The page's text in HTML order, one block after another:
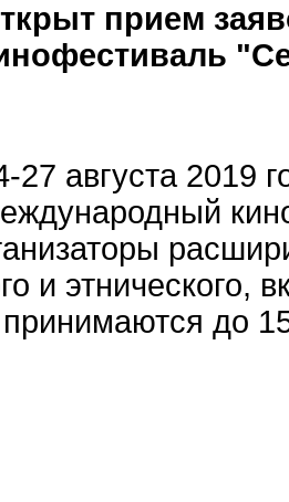
прием
27 августа 2019
и этнического,
до